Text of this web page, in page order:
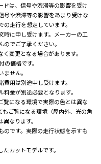
ドは、信号や渋滞等の影響を受け
号や渋滞等の影響をあまり受けな
走行を想定しています。
に申し受けます。メーカーの工
のでご了承ください。
変更となる場合があります。
価格です。
せん。
用は別途申し受けます。
金が別途必要となります。
になる環境で実際の色とは異な
ご覧になる環境（屋内外、光の角
なります。
です。実際の走行状態を示すも
カットモデルです。